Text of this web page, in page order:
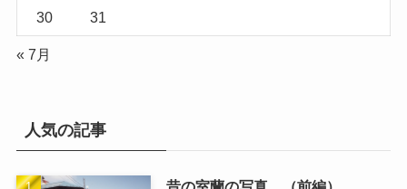
30 31
« 7月
人気の記事